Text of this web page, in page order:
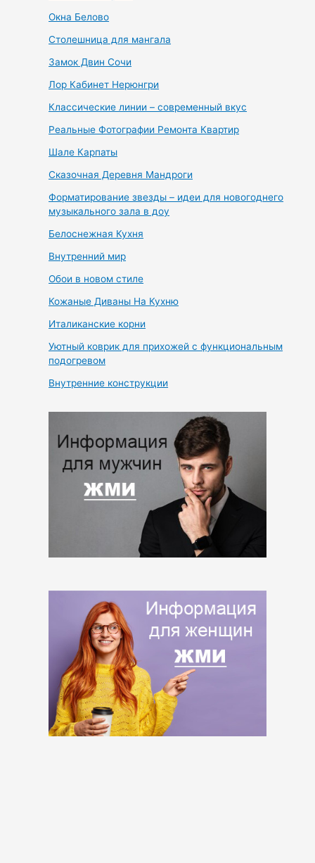
Окна Белово
Столешница для мангала
Замок Двин Сочи
Лор Кабинет Нерюнгри
Классические линии – современный вкус
Реальные Фотографии Ремонта Квартир
Шале Карпаты
Сказочная Деревня Мандроги
Форматирование звезды – идеи для новогоднего
музыкального зала в доу
Белоснежная Кухня
Внутренний мир
Обои в новом стиле
Кожаные Диваны На Кухню
Италиканские корни
Уютный коврик для прихожей с функциональным
подогревом
Внутренние конструкции